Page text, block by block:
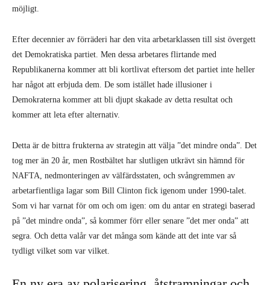
tog mer än 20 år, men Rostbältet har slutligen utkrävt sin hämnd för
NAFTA, nedmonteringen av välfärdsstaten, och svångremmen av
arbetarfientliga lagar som Bill Clinton fick igenom under 1990-talet.
Som vi har varnat för om och om igen: om du antar en strategi baserad
på ”det mindre onda”, så kommer förr eller senare ”det mer onda” att
segra. Och detta valår var det många som kände att det inte var så
En ny era av polarisering, åtstramningar och
klasskamp står för dörren
Till de som är förkrossade över resultatet och är rädda att världen håller
på att rämna säger vi: kampen har bara börjat! På ett sätt är det bättre
att Trump och hans gelikar avslöjas förr snarare än senare, istället för
att samla kraft som opposition under ytterligare fyra år, och gång på